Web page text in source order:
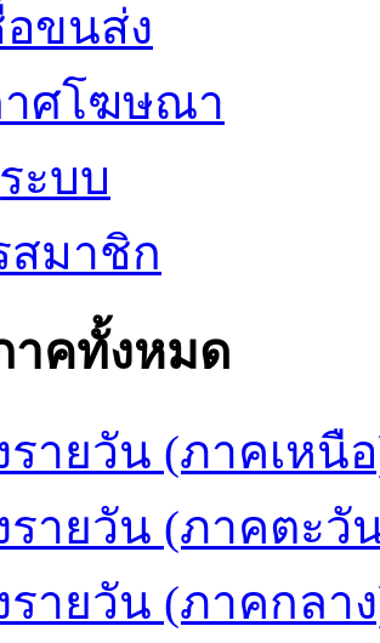
ขนส่ง
าศโฆษณา
ะบบ
สมาชิก
าคทั้งหมด
ายวัน (ภาคเหนื
ายวัน (ภาคตะวั
ายวัน (ภาคกลา